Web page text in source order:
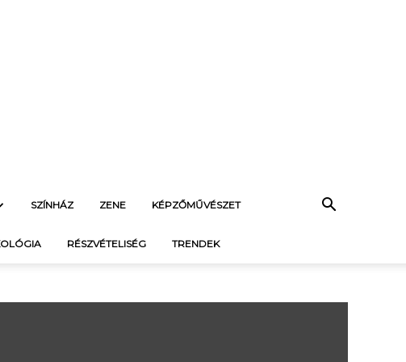
SZÍNHÁZ ZENE KÉPZŐMŰVÉSZET
RÉSZVÉTELISÉG TRENDEK